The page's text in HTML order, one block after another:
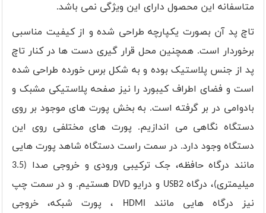
متاسفانه این محصول دارای این ویژگی نمی باشد.
تاچ پد آن بصورت یکپارچه طراحی شده و از کیفیت مناسبی
برخوردار است. همچنین محل قرار گیری دست ها در کنار تاچ
پد از جنس پلاستیک بوده و به شکل برس خورده طراحی شده
است و فضای اطراف کیبورد را نیز صفحه پلاستیکی مشبک و
بادوامی در بر گرفته است. به بخش پورت های موجود بر روی
دستگاه نگاهی می اندازیم. پورت های مختلفی روی این
دستگاه وجود دارد. در سمت راست دستگاه شاهد پورت هایی
مانند درگاه حافظه، جک ترکیبی ورودی و خروجی صدا (3.5
میلیمتری)، درگاهUSB2 و درایوDVD هستیم. و در سمت چپ
نیز درگاه هایی مانند HDMI ، پورت شبکه، خروجی